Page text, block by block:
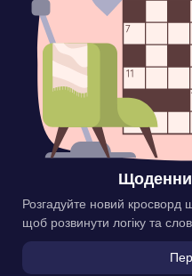
Розгадуйте новий кросворд
щоб розвинути логіку та